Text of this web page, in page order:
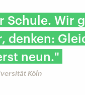
Schule. Wir
denken:
neun."
Köln